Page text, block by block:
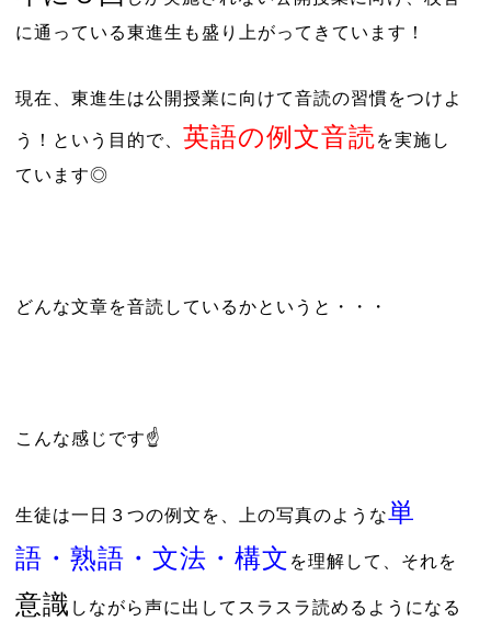
に通っている東進生も盛り上がってきています！
現在、東進生は公開授業に向けて音読の習慣をつけよ
う！という目的で、 英語の例文音読を実施し
ています◎
どんな文章を音読しているかというと・・・
こんな感じです☝
生徒は一日３つの例文を、上の写真のような単
語・熟語・文法・構文 を理解して、それを
意識 しながら声に出してスラスラ読めるようになる